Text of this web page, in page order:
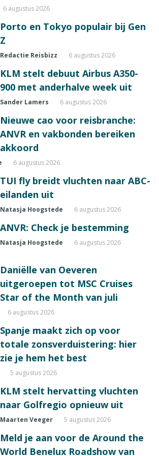
6 augustus 2026
Porto en Tokyo populair bij Gen
Z
Redactie Reisbizz 6 augustus 2026
KLM stelt debuut Airbus A350-
900 met anderhalve week uit
Sander Lamers 6 augustus 2026
Nieuwe cao voor reisbranche:
ANVR en vakbonden bereiken
akkoord
6 augustus 2026
TUI fly breidt vluchten naar ABC-
eilanden uit
Natasja Hoogstede 6 augustus 2026
ANVR: Check je bestemming
Natasja Hoogstede 6 augustus 2026
Daniëlle van Oeveren
uitgeroepen tot MSC Cruises
Star of the Month van juli
6 augustus 2026
Spanje maakt zich op voor
totale zonsverduistering: hier
zie je hem het best
5 augustus 2026
KLM stelt hervatting vluchten
naar Golfregio opnieuw uit
Maarten Veeger 5 augustus 2026
Meld je aan voor de Around the
World Benelux Roadshow van